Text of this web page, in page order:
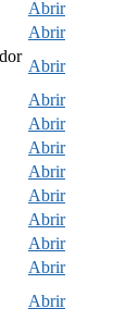
Abrir
Abrir
Abrir
Abrir
Abrir
Abrir
Abrir
Abrir
Abrir
Abrir
Abrir
Abrir